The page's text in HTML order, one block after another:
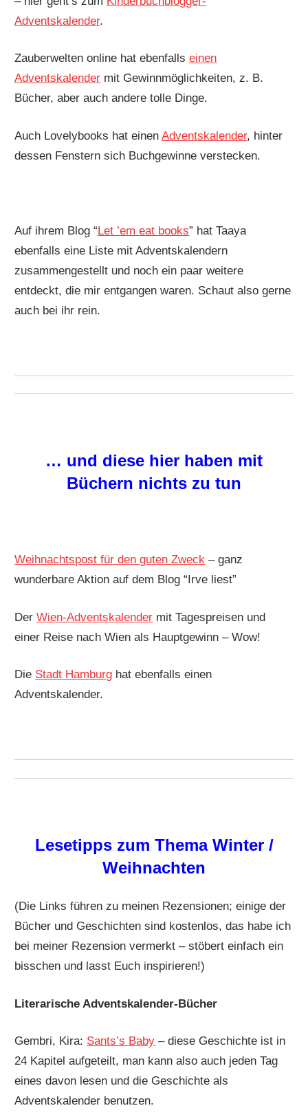
Adventskalender.
Zauberwelten online hat ebenfallseinen
Adventskalender mit Gewinnmöglichkeiten, z. B.
Bücher, aber auch andere tolle Dinge.
Auch Lovelybooks hat einenAdventskalender, hinter
dessen Fenstern sich Buchgewinne verstecken.
Auf ihrem Blog “Let ’em eat books” hat Taaya
ebenfalls eine Liste mit Adventskalendern
zusammengestellt und noch ein paar weitere
entdeckt, die mir entgangen waren. Schaut also gerne
auch bei ihr rein.
… und diese hier haben mit
Büchern nichts zu tun
Weihnachtspost für den guten Zweck – ganz
wunderbare Aktion auf dem Blog “Irve liest”
DerWien-Adventskalender mit Tagespreisen und
einer Reise nach Wien als Hauptgewinn – Wow!
Die Stadt Hamburg hat ebenfalls einen
Adventskalender.
Lesetipps zum Thema Winter /
Weihnachten
(Die Links führen zu meinen Rezensionen; einige der
Bücher und Geschichten sind kostenlos, das habe ich
bei meiner Rezension vermerkt – stöbert einfach ein
bisschen und lasst Euch inspirieren!)
Literarische Adventskalender-Bücher
Gembri, Kira: Sants’s Baby – diese Geschichte ist in
24 Kapitel aufgeteilt, man kann also auch jeden Tag
eines davon lesen und die Geschichte als
Adventskalender benutzen.